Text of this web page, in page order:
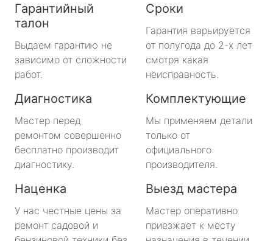
Гарантийный
талон
Выдаем гарантию не
зависимо от сложности
работ.
Сроки
Гарантия варьируется
от полугода до 2-х лет
смотря какая
неисправность.
Диагностика
Мастер перед
ремонтом совершенно
бесплатно производит
диагностику.
Комплектующие
Мы применяем детали
только от
официального
производителя.
Наценка
У нас честные цены за
ремонт садовой и
Выезд мастера
Мастер оперативно
приезжает к месту